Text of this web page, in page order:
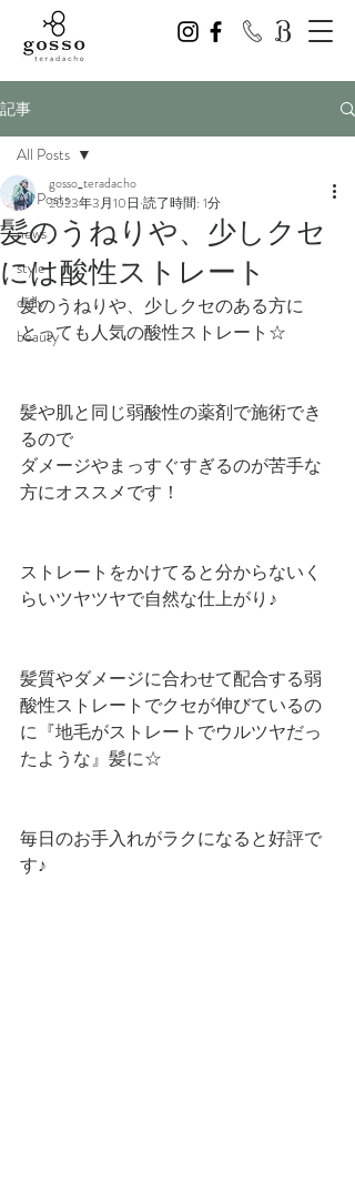
記事
All Posts
news
style
daily
beauty
All Posts
髪のうねりや、少しクセ
には酸性ストレート
gosso_teradacho
2023年3月10日 読了時間: 1分
髪のうねりや、少しクセのある方に
とっても人気の酸性ストレート☆
髪や肌と同じ弱酸性の薬剤で施術でき
るので
ダメージやまっすぐすぎるのが苦手な
方にオススメです！
ストレートをかけてると分からないく
らいツヤツヤで自然な仕上がり♪
髪質やダメージに合わせて配合する弱
酸性ストレートでクセが伸びているの
に『地毛がストレートでウルツヤだっ
たような』髪に☆
毎日のお手入れがラクになると好評で
す♪